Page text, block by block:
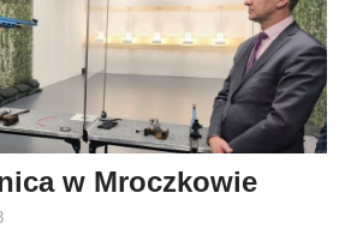
w Mroczkowie